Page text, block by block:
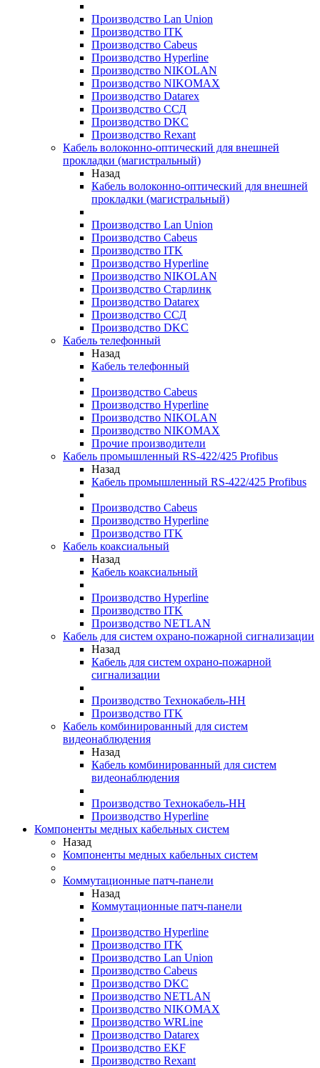
Производство Lan Union
Производство ITK
Производство Cabeus
Производство Hyperline
Производство NIKOLAN
Производство NIKOMAX
Производство Datarex
Производство ССД
Производство DKC
Производство Rexant
Кабель волоконно-оптический для внешней
прокладки (магистральный)
Назад
Кабель волоконно-оптический для внешней
прокладки (магистральный)
Производство Lan Union
Производство Cabeus
Производство ITK
Производство Hyperline
Производство NIKOLAN
Производство Старлинк
Производство Datarex
Производство ССД
Производство DKC
Кабель телефонный
Назад
Кабель телефонный
Производство Cabeus
Производство Hyperline
Производство NIKOLAN
Производство NIKOMAX
Прочие производители
Кабель промышленный RS-422/425 Profibus
Назад
Кабель промышленный RS-422/425 Profibus
Производство Cabeus
Производство Hyperline
Производство ITK
Кабель коаксиальный
Назад
Кабель коаксиальный
Производство Hyperline
Производство ITK
Производство NETLAN
Кабель для систем охрано-пожарной сигнализации
Назад
Кабель для систем охрано-пожарной
сигнализации
Производство Технокабель-НН
Производство ITK
Кабель комбинированный для систем
видеонаблюдения
Назад
Кабель комбинированный для систем
видеонаблюдения
Производство Технокабель-НН
Производство Hyperline
Компоненты медных кабельных систем
Назад
Компоненты медных кабельных систем
Коммутационные патч-панели
Назад
Коммутационные патч-панели
Производство Hyperline
Производство ITK
Производство Lan Union
Производство Cabeus
Производство DKC
Производство NETLAN
Производство NIKOMAX
Производство WRLine
Производство Datarex
Производство EKF
Производство Rexant